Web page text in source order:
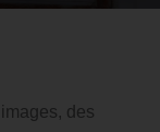
des